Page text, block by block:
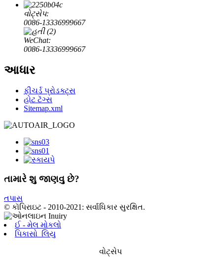
વોટ્સેપ:
0086-13336999667
WeChat:
0086-13336999667
આધાર
ફીચર્ડ પ્રોડક્ટ્સ
હોટ ટૅગ્સ
Sitemap.xml
તામારે શુ જાણવુ છે?
તપાસ
© કૉપિરાઇટ - 2010-2021: સર્વાધિકાર સુરક્ષિત.
ઈ - મેલ મોકલો
પિકાસો_લિયુ
વોટ્સેપ